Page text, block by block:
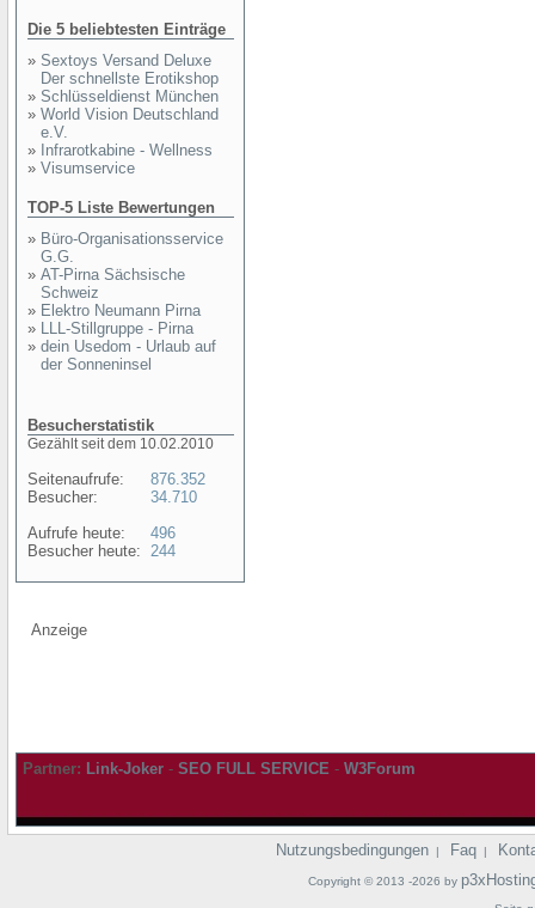
Die 5 beliebtesten Einträge
» Sextoys Versand Deluxe
Der schnellste Erotikshop
» Schlüsseldienst München
» World Vision Deutschland
e.V.
» Infrarotkabine - Wellness
» Visumservice
TOP-5 Liste Bewertungen
» Büro-Organisationsservice
G.G.
» AT-Pirna Sächsische
Schweiz
» Elektro Neumann Pirna
» LLL-Stillgruppe - Pirna
» dein Usedom - Urlaub auf
der Sonneninsel
Besucherstatistik
Gezählt seit dem 10.02.2010
Seitenaufrufe:
Besucher:
Aufrufe heute:
Besucher heute:
876.352
34.710
496
244
Anzeige
Partner: Link-Joker - SEO FULL SERVICE - W3Forum
Nutzungsbedingungen | Faq |
Copyright © 2013 -2026 by